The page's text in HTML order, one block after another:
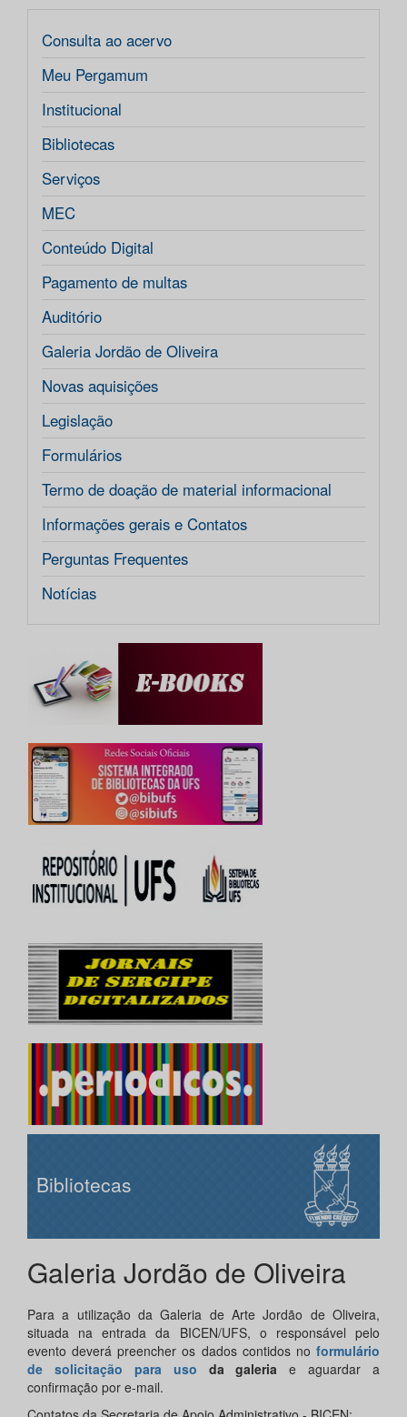
Consulta ao acervo
Meu Pergamum
Institucional
Bibliotecas
Serviços
MEC
Conteúdo Digital
Pagamento de multas
Auditório
Galeria Jordão de Oliveira
Novas aquisições
Legislação
Formulários
Termo de doação de material informacional
Informações gerais e Contatos
Perguntas Frequentes
Notícias
Bibliotecas
Galeria Jordão de Oliveira
Para a utilização da Galeria de Arte Jordão de Oliveira,
situada na entrada da BICEN/UFS, o responsável pelo
evento deverá preencher os dados contidos no formulário
de solicitação para uso da galeriae aguardar a
confirmação por e-mail.